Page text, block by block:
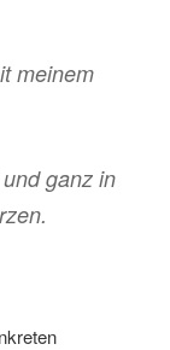
meinem
ganz in